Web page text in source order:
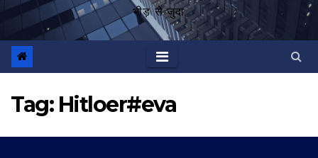
भीड़ से जुदा
Tag: Hitloer#eva